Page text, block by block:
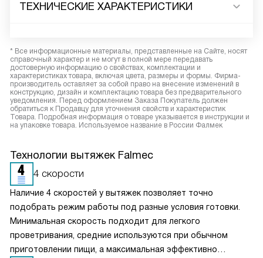
ТЕХНИЧЕСКИЕ ХАРАКТЕРИСТИКИ
* Все информационные материалы, представленные на Сайте, носят
справочный характер и не могут в полной мере передавать
достоверную информацию о свойствах, комплектации и
характеристиках товара, включая цвета, размеры и формы. Фирма-
производитель оставляет за собой право на внесение изменений в
конструкцию, дизайн и комплектацию товара без предварительного
уведомления. Перед оформлением Заказа Покупатель должен
обратиться к Продавцу для уточнения свойств и характеристик
Товара. Подробная информация о товаре указывается в инструкции и
на упаковке товара. Используемое название в России Фалмек
Технологии вытяжек Falmec
4 скорости
Наличие 4 скоростей у вытяжек позволяет точно
подобрать режим работы под разные условия готовки.
Минимальная скорость подходит для легкого
проветривания, средние используются при обычном
приготовлении пищи, а максимальная эффективно